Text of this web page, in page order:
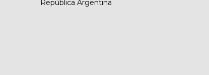
República Argentina